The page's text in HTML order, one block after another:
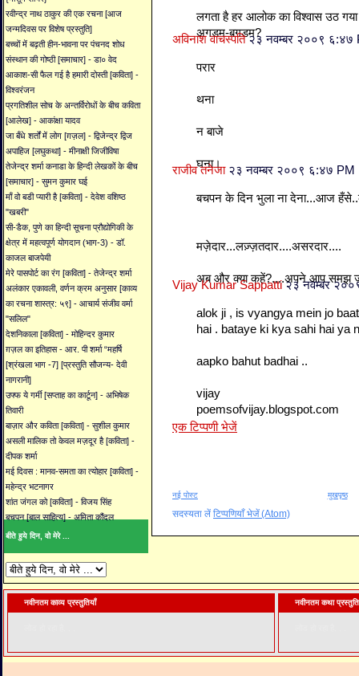
रवीन्द्र नाथ ठाकुर की एक रचना [आज
जन्मदिवस पर विशेष प्रस्तुति]
बच्चों में बढ़ती हीन-भावना पर पंचनद शोध
संस्थान की गोष्ठी [समाचार] - डा० वेद
आकाश-सी फैल गई है हमारी दोस्ती [कविता] -
विश्वरंजन
प्रगतिशील सोच के अन्तर्विरोधों के बीच कविता
[आलेख] - आकांक्षा यादव
जा बँधे शर्तों में लोग [ग़ज़ल] - द्विजेन्द्र द्विज
अपाहिज [लघुकथा] - मीनाक्षी जिजीविषा
तेजेन्द्र शर्मा कनाडा के हिन्दी लेखकों के बीच
[समाचार] - सुमन कुमार घई
माँ वो बडी प्यारी है [कविता] - देवेश वशिष्ठ
"खबरी"
सी-डैक, पुणे का हिन्दी सूचना प्रौद्योगिकी के
क्षेत्र में महत्वपूर्ण योगदान (भाग-3) - डॉ.
काजल बाजपेयी
मेरे पासपोर्ट का रंग [कविता] - तेजेन्द्र शर्मा
अलंकार एकावली, वर्णन क्रम अनुसार [काव्य
का रचना शास्त्र: ५९] - आचार्य संजीव वर्मा
"सलिल"
देशनिकाला [कविता] - मोहिन्दर कुमार
ग़ज़ल का इतिहास - आर. पी शर्मा “महर्षि
[श्रंखला भाग -7] [प्रस्तुति सौजन्य- देवी
नागरानी]
उफ्फ ये गर्मी [सप्ताह का कार्टून] - अभिषेक
तिवारी
बाज़ार और कविता [कविता] - सुशील कुमार
असली मालिक तो केवल मज़दूर है [कविता] -
दीपक शर्मा
मई दिवस : मानव-समता का त्योहार [कविता] -
महेन्द्र भटनागर
शांत जंगल को [कविता] - विजय सिंह
बचपन [बाल साहित्य] - अमिता कौंदल
बीते हुये दिन, वो मेरे ...
लगता है हर आलोक का विश्वास उठ गया
अगडम-बगडम?
अविनाश वाचस्पति २३ नवम्बर २००९ ६:४७
परार
थना
न बाजे
घना।
राजीव तनेजा २३ नवम्बर २००९ ६:४७ PM
बचपन के दिन भुला ना देना...आज
मज़ेदार...लज़्ज़तदार....असरदार....
अब और क्या कहें?....अपने आप समझ
Vijay Kumar Sappatti २३ नवम्बर
alok ji , is vyangya mein jo
hai . bataye ki kya sahi hai ya
aapko bahut badhai ..
vijay
poemsofvijay.blogspot.com
एक टिप्पणी भेजें
नई पोस्ट मुखपृष्ठ
सदस्यता लें टिप्पणियाँ भेजें (Atom)
नवीनतम काव्य प्रस्तुतियाँ नवीनतम कथा